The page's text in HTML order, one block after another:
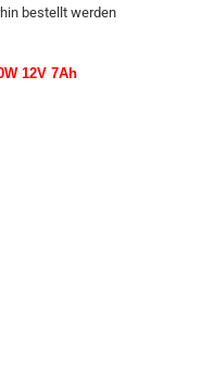
bestellt werden
12V 7Ah